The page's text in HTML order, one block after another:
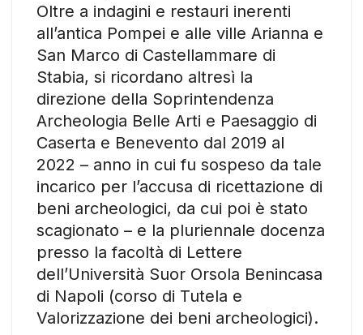
Oltre a indagini e restauri inerenti
all’antica Pompei e alle ville Arianna e
San Marco di Castellammare di
Stabia, si ricordano altresì la
direzione della Soprintendenza
Archeologia Belle Arti e Paesaggio di
Caserta e Benevento dal 2019 al
2022 – anno in cui fu sospeso da tale
incarico per l’accusa di ricettazione di
beni archeologici, da cui poi è stato
scagionato – e la pluriennale docenza
presso la facoltà di Lettere
dell’Università Suor Orsola Benincasa
di Napoli (corso di Tutela e
Valorizzazione dei beni archeologici).